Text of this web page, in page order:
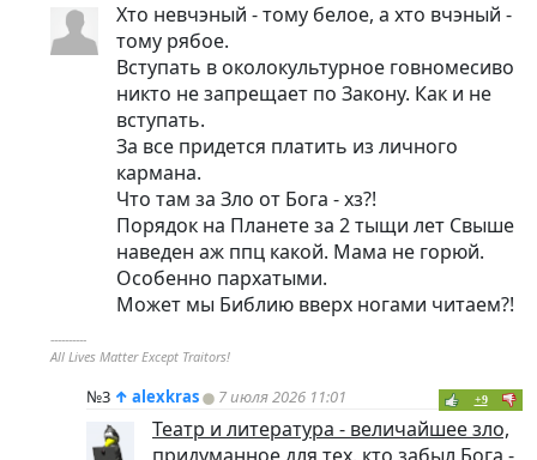
Хто невчэный - тому белое, а хто вчэный -
тому рябое.
Вступать в околокультурное говномесиво
никто не запрещает по Закону. Как и не
вступать.
За все придется платить из личного
кармана.
Что там за Зло от Бога - хз?!
Порядок на Планете за 2 тыщи лет Свыше
наведен аж ппц какой. Мама не горюй.
Особенно пархатыми.
Может мы Библию вверх ногами читаем?!
----------
All Lives Matter Except Traitors!
№3 ↑ alexkras 7 июля 2026 11:01 +9
Театр и литература - величайшее зло,